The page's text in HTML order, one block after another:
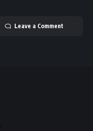
Leave a Comment